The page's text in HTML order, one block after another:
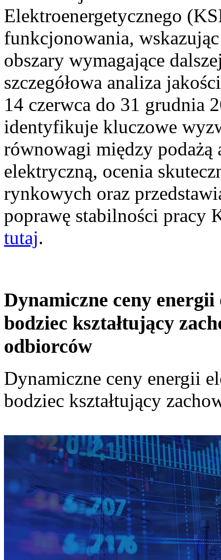
Elektroenergetycznego
funkcjonowania,
obszary wymagające
szczegółowa analiza
14 czerwca do 31 grudnia
identyfikuje kluczowe
równowagi między podażą
elektryczną, ocenia
rynkowych oraz
poprawę stabilności pracy
tutaj.
Dynamiczne ceny
bodziec kształtujący
odbiorców
Dynamiczne ceny energii
bodziec kształtujący